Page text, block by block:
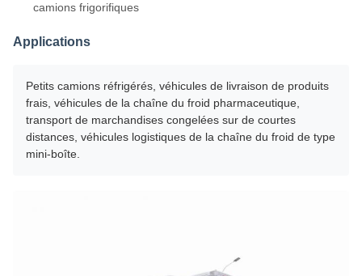
camions frigorifiques
Applications
Petits camions réfrigérés, véhicules de livraison de produits
frais, véhicules de la chaîne du froid pharmaceutique,
transport de marchandises congelées sur de courtes
distances, véhicules logistiques de la chaîne du froid de type
mini-boîte.